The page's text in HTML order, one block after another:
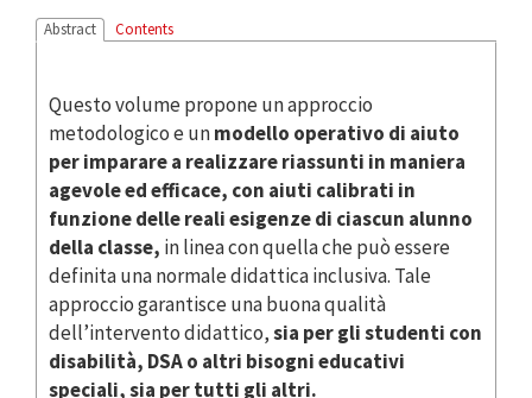
Abstract Contents
Questo volume propone un approccio
metodologico e unmodello operativo di aiuto
per imparare a realizzare riassunti in maniera
agevole ed efficace, con aiuti calibrati in
funzione delle reali esigenze di ciascun alunno
della classe, in linea con quella che può essere
definita una normale didattica inclusiva. Tale
approccio garantisce una buona qualità
dell’intervento didattico,sia per gli studenti con
disabilità, DSA o altri bisogni educativi
speciali, sia per tutti gli altri.